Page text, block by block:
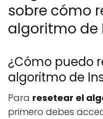
sobre cómo
algoritmo de
¿Cómo puedo
algoritmo de
Para resetear el
primero debes